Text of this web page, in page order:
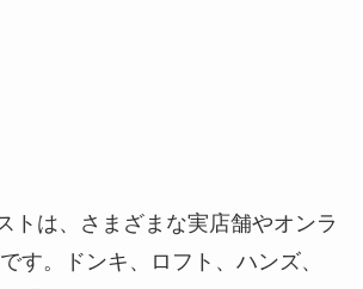
トは、さまざまな実店舗やオンラ
す。ドンキ、ロフト、ハンズ、